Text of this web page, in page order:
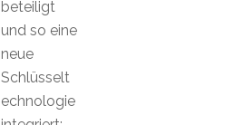
beteiligt
und so eine
neue
Schlüsselt
echnologie